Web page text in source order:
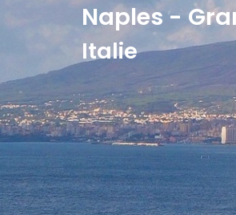
Naples -
Italie